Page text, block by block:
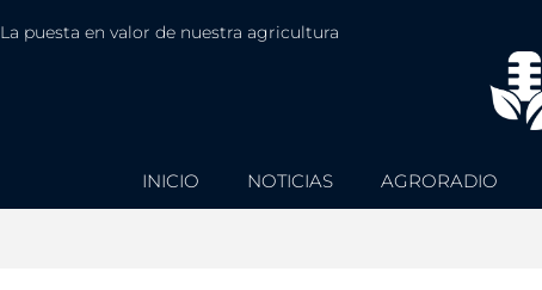
La puesta en valor de nuestra agricultura
INICIO NOTICIAS AGRORADIO